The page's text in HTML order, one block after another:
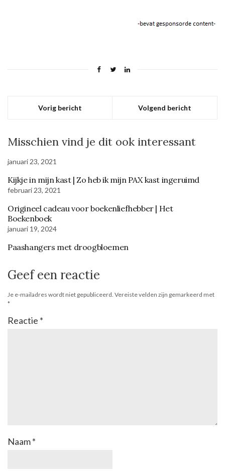
Vorig bericht Volgend bericht
Misschien vind je dit ook interessant
januari 23, 2021
Kijkje in mijn kast | Zo heb ik mijn PAX kast ingeruimd
februari 23, 2021
Origineel cadeau voor boekenliefhebber | Het
Boekenboek
januari 19, 2024
Paashangers met droogbloemen
Geef een reactie
Je e-mailadres wordt niet gepubliceerd. Vereiste velden zijn gemarkeerd met
*
Reactie *
Naam*